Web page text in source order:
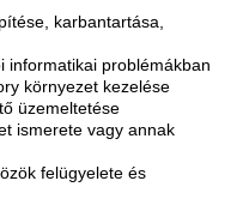
karbantartása,
informatikai problémákban
környezet kezelése
üzemeltetése
ismerete vagy annak
felügyelete és